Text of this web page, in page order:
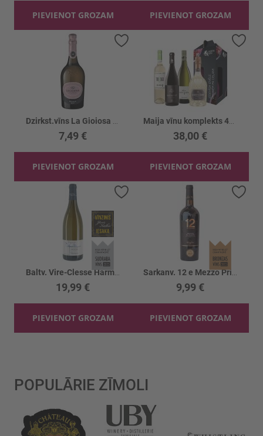
PIEVIENOT GROZAM PIEVIENOT GROZAM
7,49 €
PIEVIENOT GROZAM
Pievienot vēlmju sarakstam
38,00 €
PIEVIENOT GROZAM
19,99 €
PIEVIENOT GROZAM
9,99 €
PIEVIENOT GROZAM
POPULĀRIE ZĪMOLI